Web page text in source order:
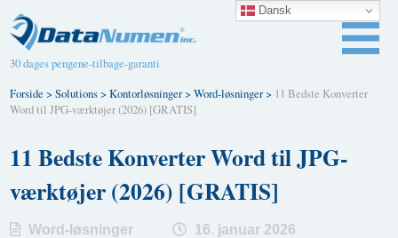
30 dages pengene-tilbage-garanti
Forside >Solutions>Kontorløsninger>Word-løsninger> 11 Bedste Konverter
Word til JPG-værktøjer (2026) [GRATIS]
11 Bedste Konverter Word til JPG-
værktøjer (2026) [GRATIS]
Word-løsninger 16. januar 2026
Dansk